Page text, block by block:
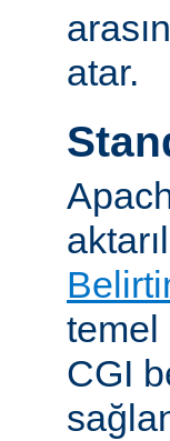
atar.
temel
CGI